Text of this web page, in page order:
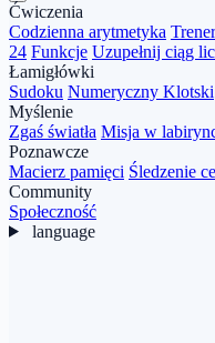
Ćwiczenia
Codzienna arytmetyka
24 Funkcje Uzupełnij ciąg
Łamigłówki
Sudoku Numeryczny Klotski
Myślenie
Zgaś światła Misja w
Poznawcze
Macierz pamięci Śledzenie
Community
Społeczność
language